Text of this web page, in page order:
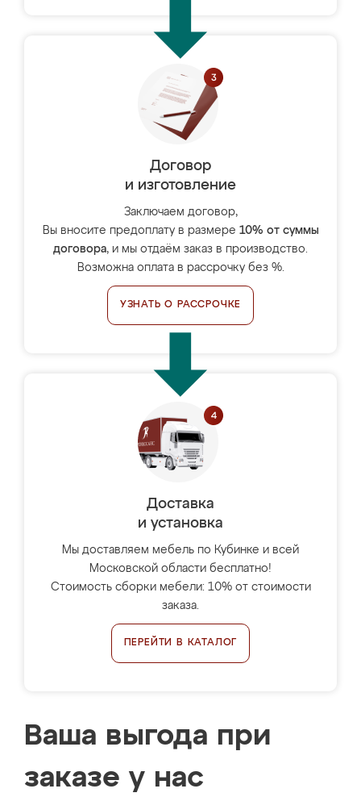
Договор
и изготовление
Заключаем договор,
Вы вносите предоплату в размере 10% от суммы
договора, и мы отдаём заказ в производство.
Возможна оплата в рассрочку без %.
УЗНАТЬ О РАССРОЧКЕ
Доставка
и установка
Мы доставляем мебель по Кубинке и всей
Московской области бесплатно!
Стоимость сборки мебели: 10% от стоимости
заказа.
ПЕРЕЙТИ В КАТАЛОГ
Ваша выгода при
заказе у нас